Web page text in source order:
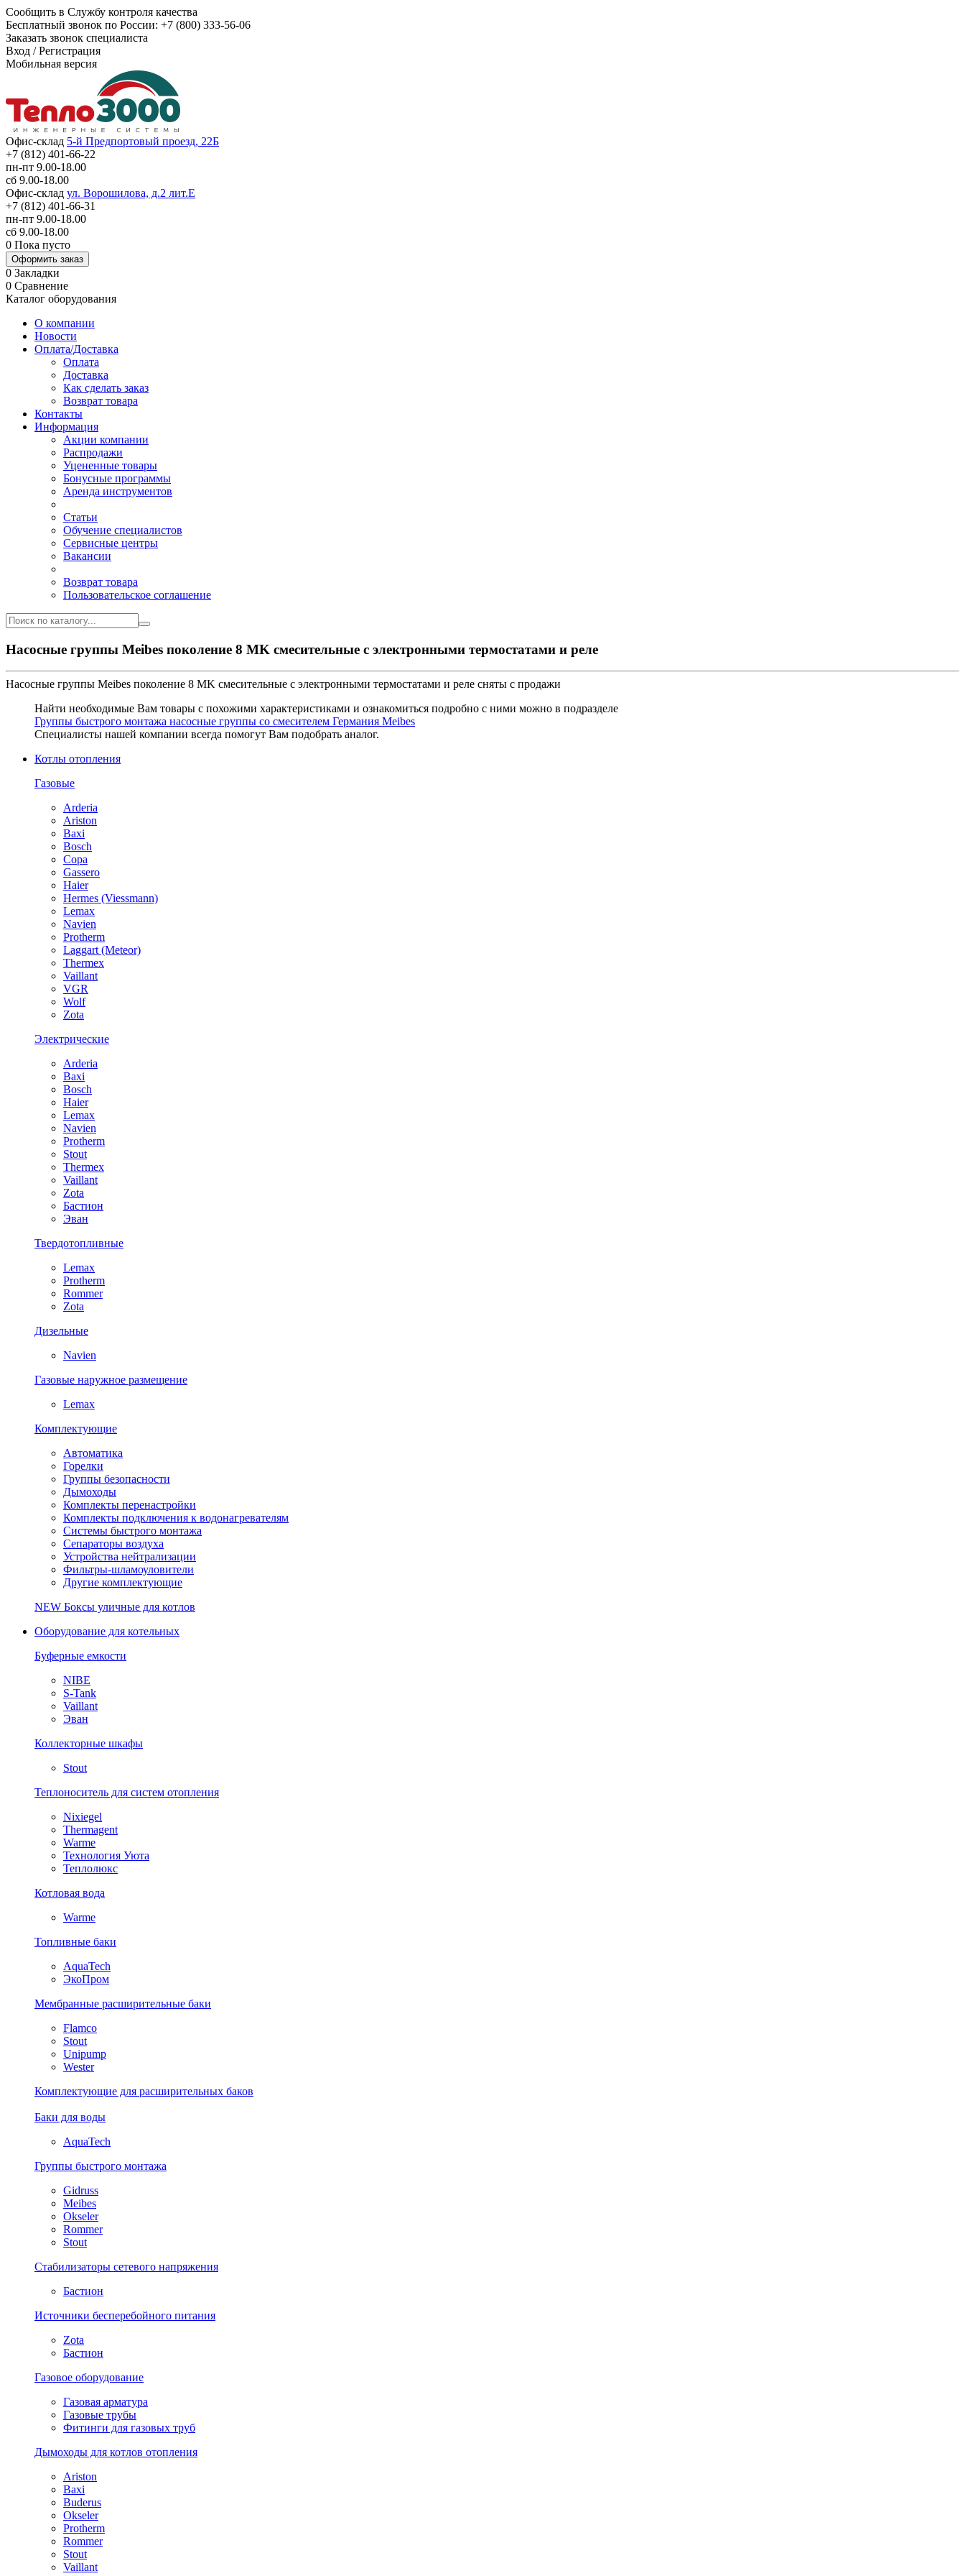
Сообщить в Службу контроля качества
Бесплатный звонок по России: +7 (800) 333-56-06
Заказать звонок специалиста
Вход /Регистрация
Мобильная версия
Офис-склад 5-й Предпортовый проезд, 22Б
+7 (812) 401-66-22
пн-пт 9.00-18.00
сб 9.00-18.00
Офис-склад ул. Ворошилова, д.2 лит.Е
+7 (812) 401-66-31
пн-пт 9.00-18.00
сб 9.00-18.00
0 Пока пусто
Оформить заказ
0 Закладки
0 Сравнение
Каталог оборудования
О компании
Новости
Оплата/Доставка
Оплата
Доставка
Как сделать заказ
Возврат товара
Контакты
Информация
Акции компании
Распродажи
Уцененные товары
Бонусные программы
Аренда инструментов
Статьи
Обучение специалистов
Сервисные центры
Вакансии
Возврат товара
Пользовательское соглашение
Насосные группы Meibes поколение 8 МK смесительные с электронными термостатами и реле
Насосные группы Meibes поколение 8 МK смесительные с электронными термостатами и реле сняты с продажи
Найти необходимые Вам товары с похожими характеристиками и ознакомиться подробно с ними можно в подразделе
Группы быстрого монтажа насосные группы со смесителем Германия Meibes
Специалисты нашей компании всегда помогут Вам подобрать аналог.
Котлы отопления
Газовые
Arderia
Ariston
Baxi
Bosch
Copa
Gassero
Haier
Hermes (Viessmann)
Lemax
Navien
Protherm
Laggart (Meteor)
Thermex
Vaillant
VGR
Wolf
Zota
Электрические
Arderia
Baxi
Bosch
Haier
Lemax
Navien
Protherm
Stout
Thermex
Vaillant
Zota
Бастион
Эван
Твердотопливные
Lemax
Protherm
Rommer
Zota
Дизельные
Navien
Газовые наружное размещение
Lemax
Комплектующие
Автоматика
Горелки
Группы безопасности
Дымоходы
Комплекты перенастройки
Комплекты подключения к водонагревателям
Системы быстрого монтажа
Сепараторы воздуха
Устройства нейтрализации
Фильтры-шламоуловители
Другие комплектующие
NEW Боксы уличные для котлов
Оборудование для котельных
Буферные емкости
NIBE
S-Tank
Vaillant
Эван
Коллекторные шкафы
Stout
Теплоноситель для систем отопления
Nixiegel
Thermagent
Warme
Технология Уюта
Теплолюкс
Котловая вода
Warme
Топливные баки
AquaTech
ЭкоПром
Мембранные расширительные баки
Flamco
Stout
Unipump
Wester
Комплектующие для расширительных баков
Баки для воды
AquaTech
Группы быстрого монтажа
Gidruss
Meibes
Okseler
Rommer
Stout
Стабилизаторы сетевого напряжения
Бастион
Источники бесперебойного питания
Zota
Бастион
Газовое оборудование
Газовая арматура
Газовые трубы
Фитинги для газовых труб
Дымоходы для котлов отопления
Ariston
Baxi
Buderus
Okseler
Protherm
Rommer
Stout
Vaillant